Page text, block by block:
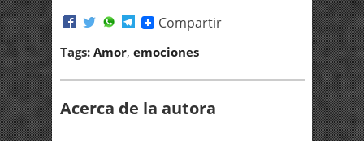
Compartir
Tags: Amor, emociones
Acerca de la autora